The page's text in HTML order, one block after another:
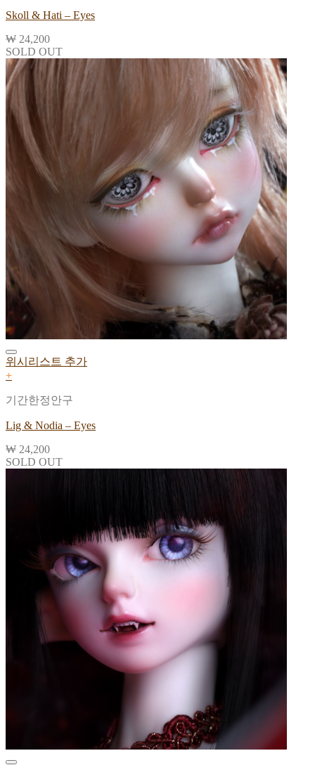
Skoll & Hati – Eyes
₩ 24,200
SOLD OUT
위시리스트 추가
+
기간한정안구
Lig & Nodia – Eyes
₩ 24,200
SOLD OUT